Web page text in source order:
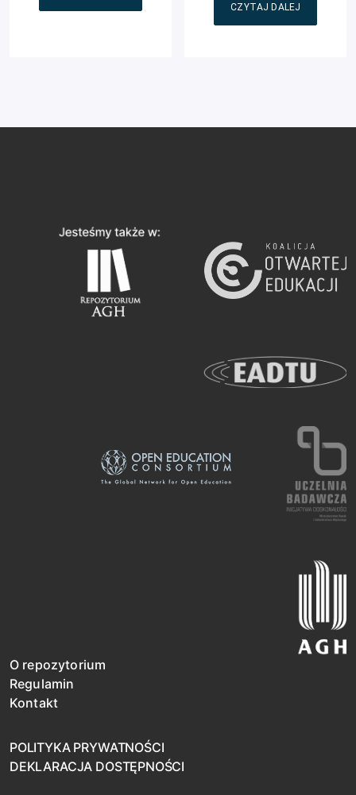
CZYTAJ DALEJ
O repozytorium
Regulamin
Kontakt
POLITYKA PRYWATNOŚCI
DEKLARACJA DOSTĘPNOŚCI